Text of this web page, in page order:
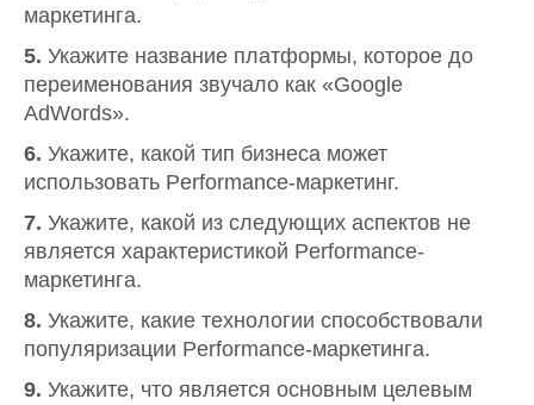
маркетинга.
5. Укажите название платформы, которое до
переименования звучало как «Google
AdWords».
6. Укажите, какой тип бизнеса может
использовать Performance-маркетинг.
7. Укажите, какой из следующих аспектов не
является характеристикой Performance-
маркетинга.
8. Укажите, какие технологии способствовали
популяризации Performance-маркетинга.
9. Укажите, что является основным целевым